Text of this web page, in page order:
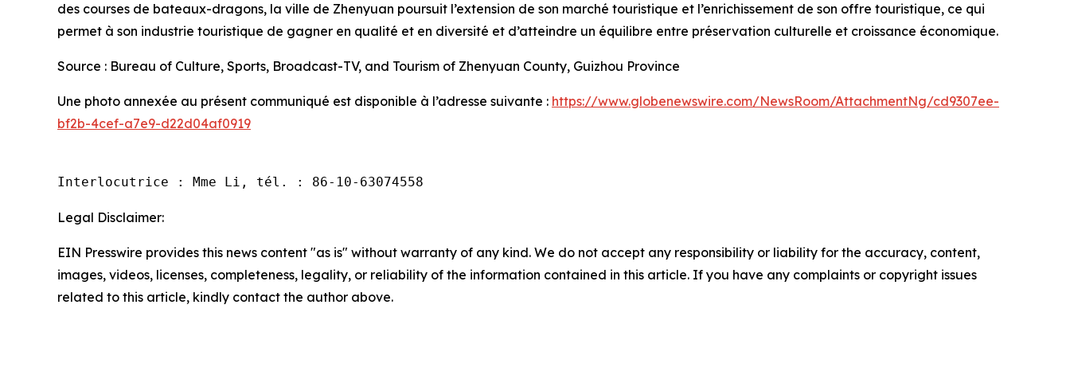
des courses de bateaux-dragons, la ville de Zhenyuan poursuit l’extension de son marché touristique et l’enrichissement de son offre touristique, ce qui
permet à son industrie touristique de gagner en qualité et en diversité et d’atteindre un équilibre entre préservation culturelle et croissance économique.
Source : Bureau of Culture, Sports, Broadcast-TV, and Tourism of Zhenyuan County, Guizhou Province
Une photo annexée au présent communiqué est disponible à l’adresse suivante : https://www.globenewswire.com/NewsRoom/AttachmentNg/cd9307ee-
bf2b-4cef-a7e9-d22d04af0919
Interlocutrice : Mme Li, tél. : 86-10-63074558
Legal Disclaimer:
EIN Presswire provides this news content "as is" without warranty of any kind. We do not accept any responsibility or liability for the accuracy, content,
images, videos, licenses, completeness, legality, or reliability of the information contained in this article. If you have any complaints or copyright issues
related to this article, kindly contact the author above.